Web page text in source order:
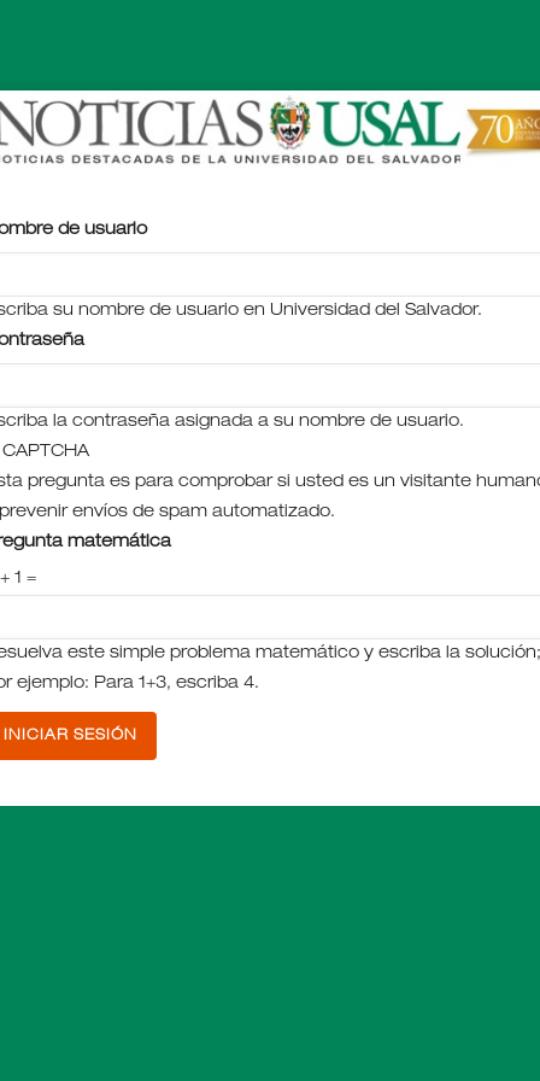
de usuario
su nombre de usuario en Universidad del Salvador.
la contraseña asignada a su nombre de usuario.
CAPTCHA
pregunta es para comprobar si usted es un visitante
envíos de spam automatizado.
matemática
1 =
este simple problema matemático y escriba la
ejemplo: Para 1+3, escriba 4.